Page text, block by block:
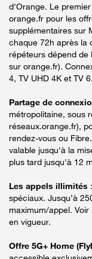
d'Orange. Le
orange.fr pour les
supplémentaires sur
chaque 72h après la
répéteurs dépend de
sur orange.fr).
4, TV UHD 4K et TV 6.
Partage de
métropolitaine, sous
réseaux.orange.fr),
rendez-vous ou
valable jusqu'à la
plus tard jusqu'à 12
Les appels illimités
spéciaux. Jusqu’à
maximum/appel.
en vigueur.
Offre 5G+ Home